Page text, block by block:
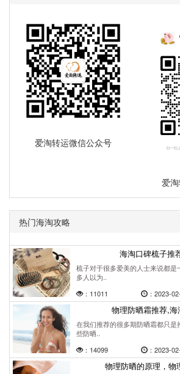
爱淘转运微信公众号
爱
热门海淘攻略
海淘口碑梳子推
梳子对于很多爱美的人士来说都是
多人以为..
：11011
：2023-
物理防晒霜推荐,
在我们推荐的很多期防晒霜都只
些防晒..
：14099
：2023-
物理防晒的原理，物